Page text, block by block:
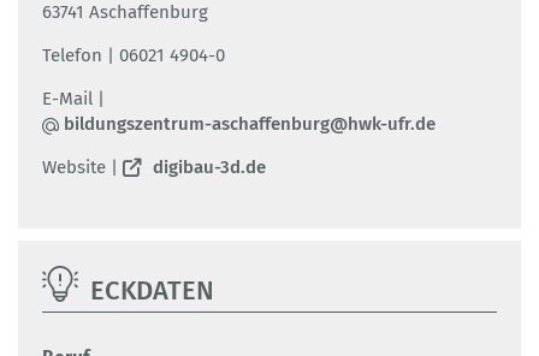
63741 Aschaffenburg
Telefon | 06021 4904-0
E-Mail |
bildungszentrum-aschaffenburg@hwk-ufr.de
Website |
digibau-3d.de
ECKDATEN